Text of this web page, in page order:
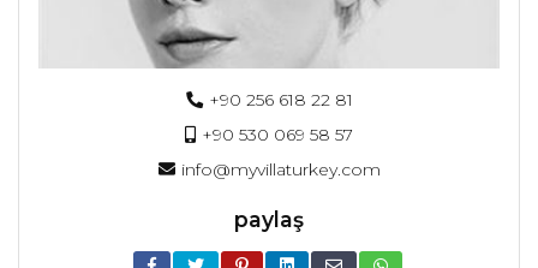
+90 256 618 22 81
+90 530 069 58 57
info@myvillaturkey.com
paylaş